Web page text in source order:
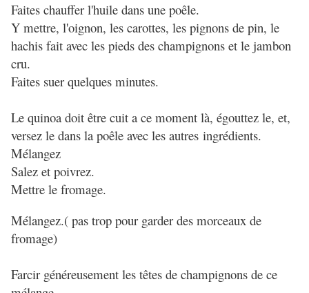
Faites chauffer l'huile dans une poêle.
Y mettre, l'oignon, les carottes, les pignons de pin, le
hachis fait avec les pieds des champignons et le jambon
cru.
Faites suer quelques minutes.
Le quinoa doit être cuit a ce moment là, égouttez le, et,
versez le dans la poêle avec les autres ingrédients.
Mélangez
Salez et poivrez.
Mettre le fromage.
Mélangez.( pas trop pour garder des morceaux de
fromage)
Farcir généreusement les têtes de champignons de ce